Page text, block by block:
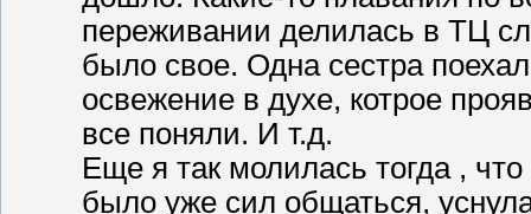
переживании делилась в ТЦ
было свое. Одна сестра
освежение в духе, котрое
все поняли. И т.д.
Еще я так молилась тогда ,
было уже сил общаться,